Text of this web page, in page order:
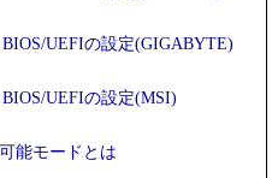
UEFIの設定(GIGABYTE)
UEFIの設定(MSI)
能モードとは